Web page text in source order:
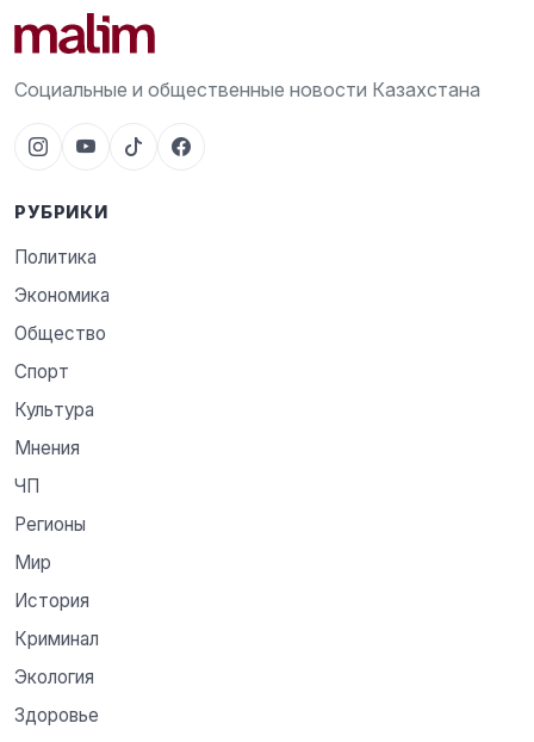
Социальные и общественные новости Казахстана
РУБРИКИ
Политика
Экономика
Общество
Спорт
Культура
Мнения
ЧП
Регионы
Мир
История
Криминал
Экология
Здоровье